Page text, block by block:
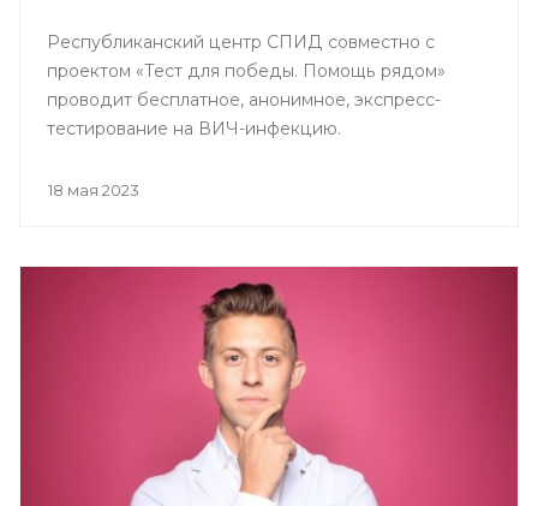
Республиканский центр СПИД совместно с
проектом «Тест для победы. Помощь рядом»
проводит бесплатное, анонимное, экспресс-
тестирование на ВИЧ-инфекцию.
18 мая 2023